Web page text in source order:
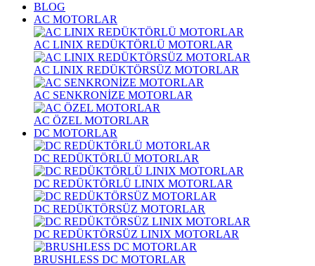
BLOG
AC MOTORLAR
AC LINIX REDÜKTÖRLÜ MOTORLAR
AC LINIX REDÜKTÖRSÜZ MOTORLAR
AC SENKRONİZE MOTORLAR
AC ÖZEL MOTORLAR
DC MOTORLAR
DC REDÜKTÖRLÜ MOTORLAR
DC REDÜKTÖRLÜ LINIX MOTORLAR
DC REDÜKTÖRSÜZ MOTORLAR
DC REDÜKTÖRSÜZ LINIX MOTORLAR
BRUSHLESS DC MOTORLAR